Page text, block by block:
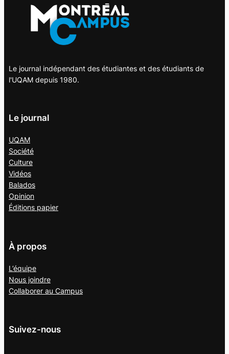
Le journal indépendant des étudiantes et des étudiants de
l'UQAM depuis 1980.
Le journal
UQAM
Société
Culture
Vidéos
Balados
Opinion
Éditions papier
À propos
L’équipe
Nous joindre
Collaborer au Campus
Suivez-nous